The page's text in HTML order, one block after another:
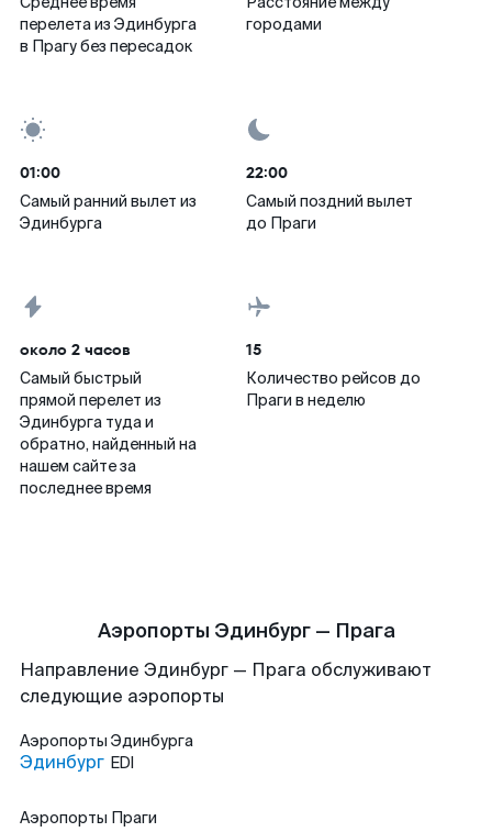
перелета из Эдинбурга
в Прагу без пересадок
городами
01:00
Самый ранний вылет из
Эдинбурга
22:00
Самый поздний вылет
до Праги
около 2 часов
Самый быстрый
прямой перелет из
Эдинбурга туда и
обратно, найденный на
нашем сайте за
последнее время
15
Количество рейсов до
Праги в неделю
Аэропорты Эдинбург — Прага
Направление Эдинбург — Прага обслуживают
следующие аэропорты
Аэропорты Эдинбурга
Эдинбург EDI
Аэропорты Праги